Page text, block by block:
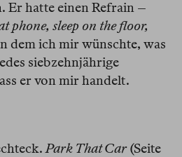
Er hatte einen Refrain –
phone, sleep on the floor,
dem ich mir wünschte, was
siebzehnjährige
er von mir handelt.
Park That Car(Seite